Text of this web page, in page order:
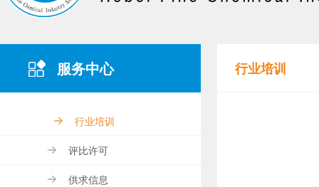
服务中心
行业培训
评比许可
供求信息
行业培训